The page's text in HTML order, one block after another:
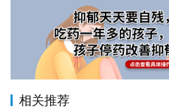
相关推荐